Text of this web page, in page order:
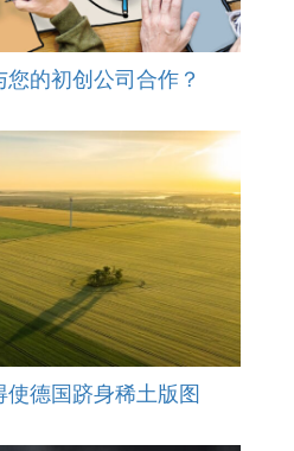
的初创公司合作？
德国跻身稀土版图